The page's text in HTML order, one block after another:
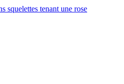
squelettes tenant une rose